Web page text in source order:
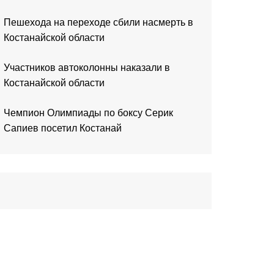
Пешехода на переходе сбили насмерть в
Костанайской области
Участников автоколонны наказали в
Костанайской области
Чемпион Олимпиады по боксу Серик
Сапиев посетил Костанай